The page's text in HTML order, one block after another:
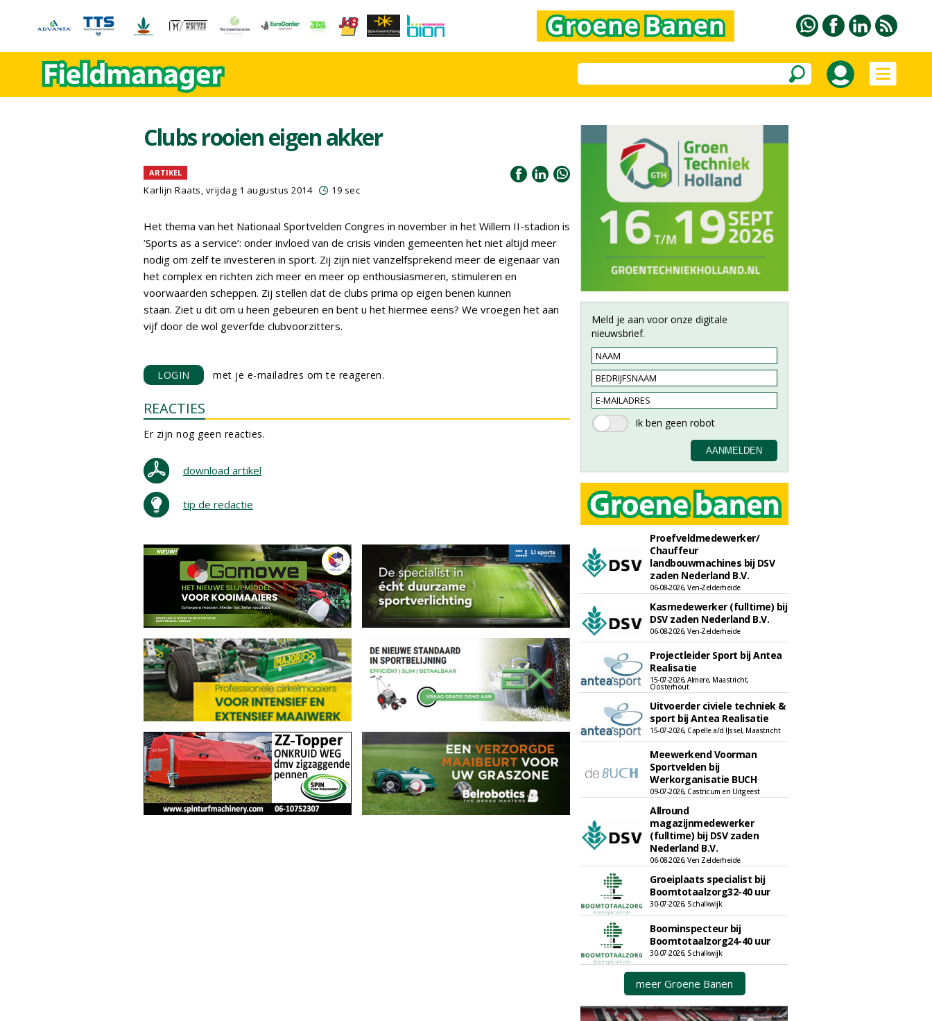
Clubs rooien eigen akker
ARTIKEL
Karlijn Raats, vrijdag 1 augustus 2014 19 sec
Het thema van het Nationaal Sportvelden Congres in november in het Willem II-stadion is
‘Sports as a service’: onder invloed van de crisis vinden gemeenten het niet altijd meer
nodig om zelf te investeren in sport. Zij zijn niet vanzelfsprekend meer de eigenaar van
het complex en richten zich meer en meer op enthousiasmeren, stimuleren en
voorwaarden scheppen. Zij stellen dat de clubs prima op eigen benen kunnen
staan. Ziet u dit om u heen gebeuren en bent u het hiermee eens? We vroegen het aan
vijf door de wol geverfde clubvoorzitters.
LOGIN met je e-mailadres om te reageren.
REACTIES
Er zijn nog geen reacties.
download artikel
tip de redactie
Meld je aan voor onze digitale
nieuwsbrief.
Proefveldmedewerker/
Chauffeur
landbouwmachines bij DSV
zaden Nederland B.V.
06-08-2026, Ven-Zelderheide
Kasmedewerker (fulltime) bij
DSV zaden Nederland B.V.
06-08-2026, Ven-Zelderheide
Projectleider Sport bij Antea
Realisatie
15-07-2026, Almere, Maastricht,
Oosterhout
Uitvoerder civiele techniek &
sport bij Antea Realisatie
15-07-2026, Capelle a/d IJssel, Maastricht
Meewerkend Voorman
Sportvelden bij
Werkorganisatie BUCH
09-07-2026, Castricum en Uitgeest
Allround
magazijnmedewerker
(fulltime) bij DSV zaden
Nederland B.V.
06-08-2026, Ven Zelderheide
Groeiplaats specialist bij
Boomtotaalzorg32-40 uur
30-07-2026, Schalkwijk
Boominspecteur bij
Boomtotaalzorg24-40 uur
30-07-2026, Schalkwijk
meer Groene Banen